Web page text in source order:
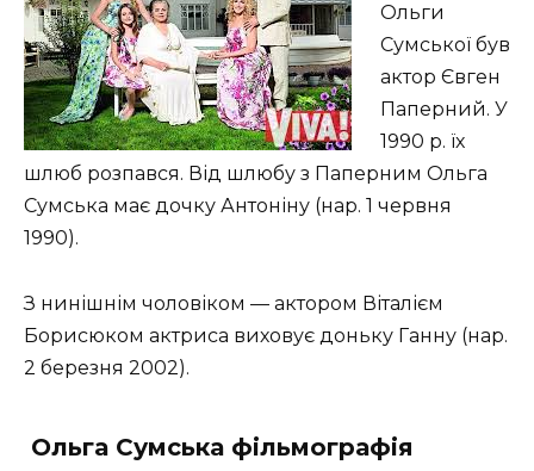
Ольги
Сумської був
актор Євген
Паперний. У
1990 р. їх
шлюб розпався. Від шлюбу з Паперним Ольга
Сумська має дочку Антоніну (нар. 1 червня
1990).
З нинішнім чоловіком — актором Віталієм
Борисюком актриса виховує доньку Ганну (нар.
2 березня 2002).
Ольга Сумська фільмографія